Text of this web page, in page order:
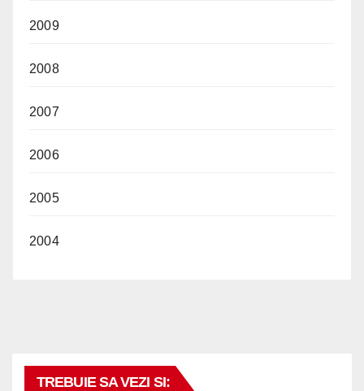
2009
2008
2007
2006
2005
2004
TREBUIE SA VEZI SI: